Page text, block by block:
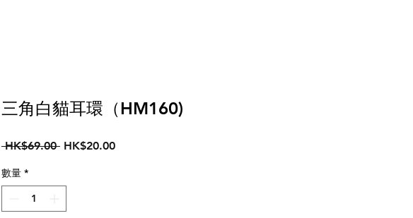
三角白貓耳環（HM160)
HK$69.00 一
格
HK$20.00促
數量 *